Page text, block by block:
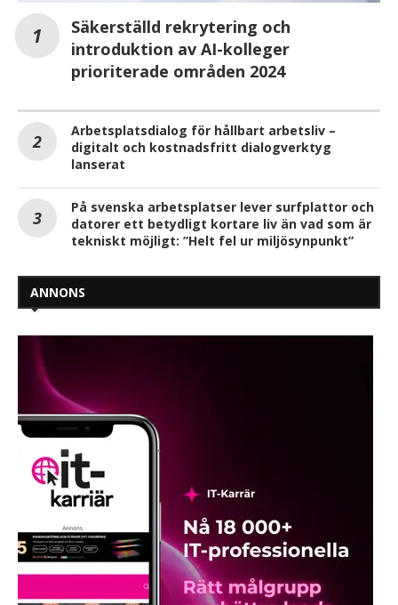
Säkerställd rekrytering och
introduktion av AI-kolleger
prioriterade områden 2024
Arbetsplatsdialog för hållbart arbetsliv –
digitalt och kostnadsfritt dialogverktyg
lanserat
På svenska arbetsplatser lever surfplattor och
datorer ett betydligt kortare liv än vad som är
tekniskt möjligt: ”Helt fel ur miljösynpunkt”
ANNONS